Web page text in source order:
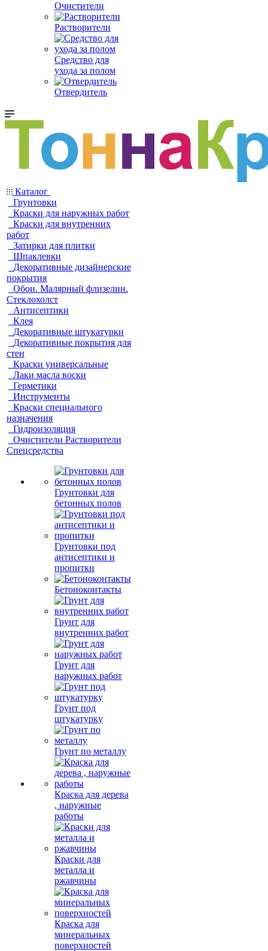
Очистители
Растворители
Средство для
ухода за полом
Отвердитель
Каталог
Грунтовки
Краски для наружных работ
Краски для внутренних
работ
Затирки для плитки
Шпаклевки
Декоративные дизайнерские
покрытия
Обои. Малярный флизелин.
Стеклохолст
Антисептики
Клея
Декоративные штукатурки
Декоративные покрытия для
стен
Краски универсальные
Лаки масла воски
Герметики
Инструменты
Краски специального
назначения
Гидроизоляция
Очистители Растворители
Спецсредства
Грунтовки для
бетонных полов
Грунтовки под
антисептики и
пропитки
Бетоноконтакты
Грунт для
внутренних работ
Грунт для
наружных работ
Грунт под
штукатурку
Грунт по металлу
Краска для дерева
, наружные
работы
Краски для
металла и
ржавчины
Краска для
минеральных
поверхностей